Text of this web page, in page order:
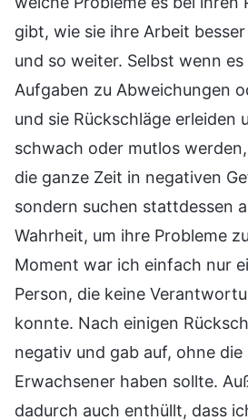
gibt, wie sie ihre Arbeit
und so weiter. Selbst wenn es
Aufgaben zu Abweichungen
und sie Rückschläge erleiden
schwach oder mutlos
die ganze Zeit in negativen
sondern suchen stattdessen
Wahrheit, um ihre Probleme
Moment war ich einfach nur
Person, die keine
konnte. Nach einigen
negativ und gab auf, ohne die
Erwachsener haben sollte.
dadurch auch enthüllt, dass